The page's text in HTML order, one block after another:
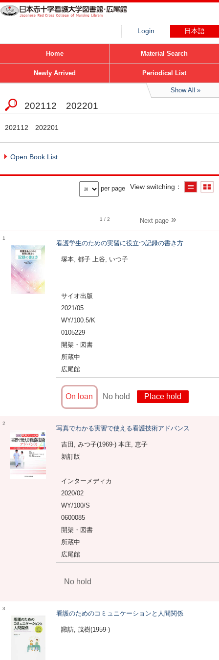
Login 日本語
Home Material Search
Newly Arrived Periodical List
Show All
202112 202201
202112 202201
Open Book List
View switching
per page
1 / 2 Next page
1
看護学生のための実習に役立つ記録の書き方
塚本, 都子 上谷, いつ子
サイオ出版
2021/05
WY/100.5/K
0105229
開架・図書
所蔵中
広尾館
On loan No hold Place hold
2
写真でわかる実習で使える看護技術アドバンス
吉田, みつ子(1969-) 本庄, 恵子
新訂版
インターメディカ
2020/02
WY/100/S
0600085
開架・図書
所蔵中
広尾館
No hold
3
看護のためのコミュニケーションと人間関係
諏訪, 茂樹(1959-)